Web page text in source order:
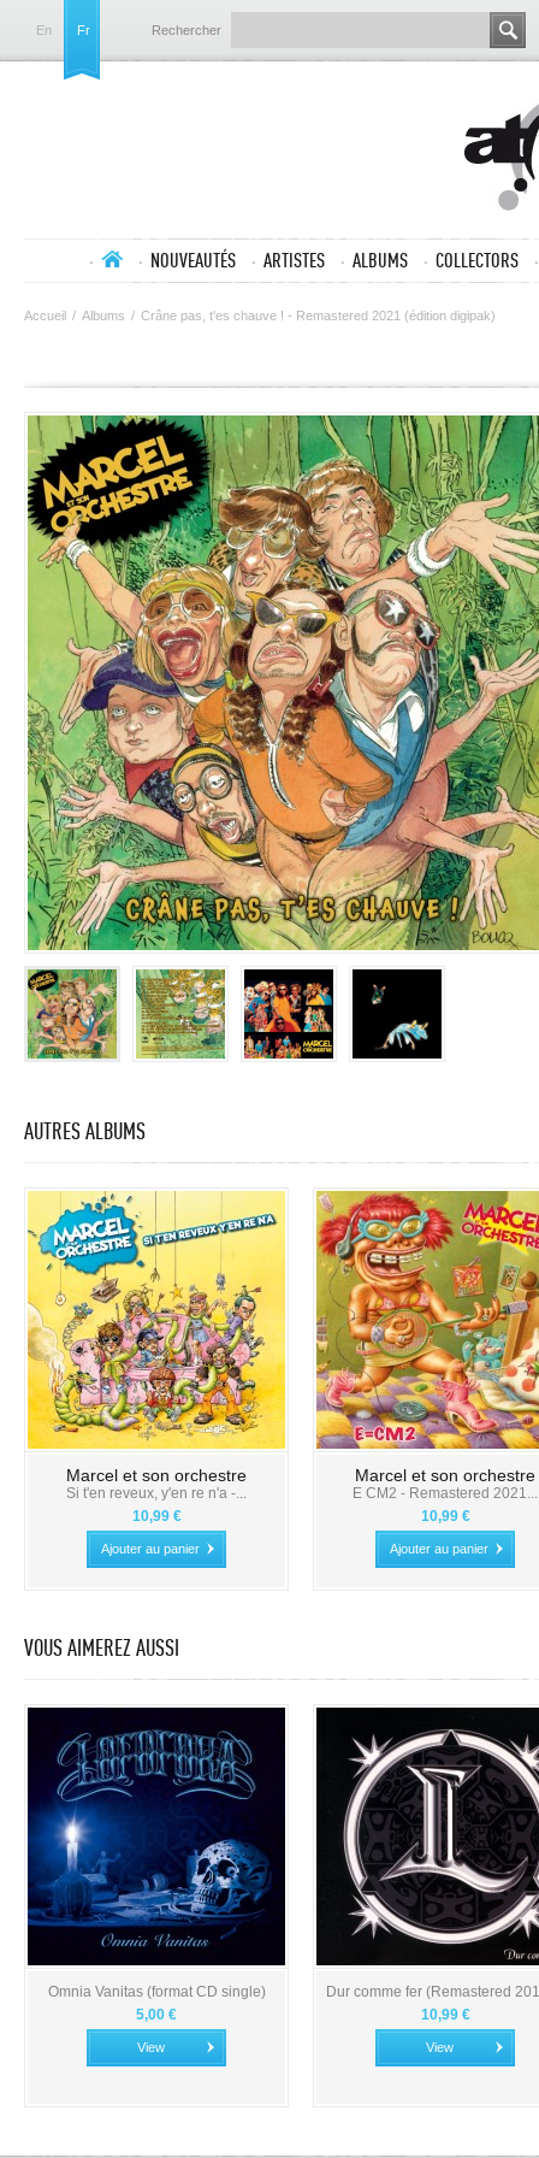
En Fr Rechercher
NOUVEAUTÉS ARTISTES ALBUMS COLLECTORS
Accueil / Albums / Crâne pas, t'es chauve ! - Remastered 2021 (édition digipak)
AUTRES ALBUMS
Marcel et son orchestre
Si t'en reveux, y'en re n'a -...
10,99 €
Ajouter au panier
Marcel et son orchestre
E CM2 - Remastered 2021...
10,99 €
Ajouter au panier
VOUS AIMEREZ AUSSI
Omnia Vanitas (format CD single)
5,00 €
View
Dur comme fer (Remastered
10,99 €
View